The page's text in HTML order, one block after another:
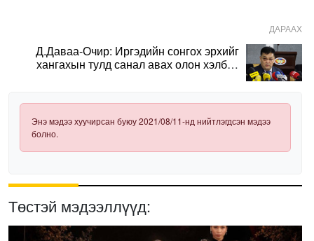
ДАРААХ
Д.Даваа-Очир: Иргэдийн сонгох эрхийг
хангахын тулд санал авах олон хэлбэр
Энэ мэдээ хуучирсан буюу 2021/08/11-нд нийтлэгдсэн мэдээ
болно.
Төстэй мэдээллүүд: